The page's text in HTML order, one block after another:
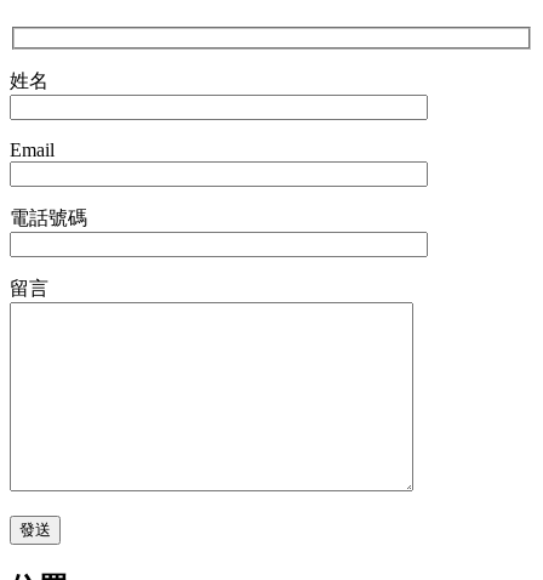
姓名
Email
電話號碼
留言